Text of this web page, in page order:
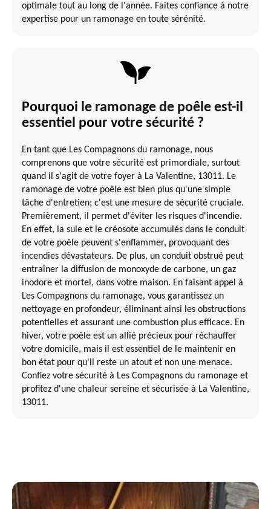
optimale tout au long de l'année. Faites confiance à notre
expertise pour un ramonage en toute sérénité.
Pourquoi le ramonage de poêle est-il
essentiel pour votre sécurité ?
En tant que Les Compagnons du ramonage, nous
comprenons que votre sécurité est primordiale, surtout
quand il s'agit de votre foyer à La Valentine, 13011. Le
ramonage de votre poêle est bien plus qu'une simple
tâche d'entretien; c'est une mesure de sécurité cruciale.
Premièrement, il permet d'éviter les risques d'incendie.
En effet, la suie et le créosote accumulés dans le conduit
de votre poêle peuvent s'enflammer, provoquant des
incendies dévastateurs. De plus, un conduit obstrué peut
entraîner la diffusion de monoxyde de carbone, un gaz
inodore et mortel, dans votre maison. En faisant appel à
Les Compagnons du ramonage, vous garantissez un
nettoyage en profondeur, éliminant ainsi les obstructions
potentielles et assurant une combustion plus efficace. En
hiver, votre poêle est un allié précieux pour réchauffer
votre domicile, mais il est essentiel de le maintenir en
bon état pour qu'il reste un atout et non une menace.
Confiez votre sécurité à Les Compagnons du ramonage et
profitez d'une chaleur sereine et sécurisée à La Valentine,
13011.